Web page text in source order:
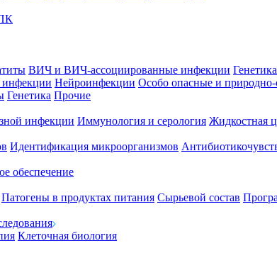
ВИЧ и ВИЧ-ассоциированные инфекции
Нейроинфекции Особо опасные и
Генетика Прочие
инфекции Иммунология и серология Жидкостная
Идентификация микроорганизмов
обеспечение
Патогены в продуктах питания Сырьевой состав
Клеточная биология